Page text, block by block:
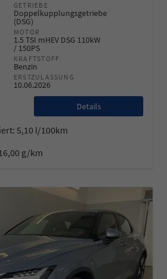
GETRIEBE
Doppelkupplungsgetriebe
(DSG)
MOTOR
1.5 TSI mHEV DSG 110kW
/ 150PS
KRAFTSTOFF
Benzin
ERSTZULASSUNG
10.06.2026
Details
5,10 l/100km
g/km